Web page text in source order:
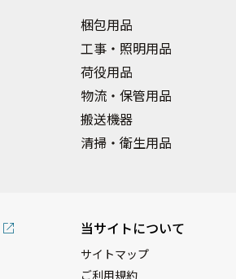
梱包用品
工事・照明用品
荷役用品
物流・保管用品
搬送機器
清掃・衛生用品
当サイトについて
サイトマップ
ご利用規約